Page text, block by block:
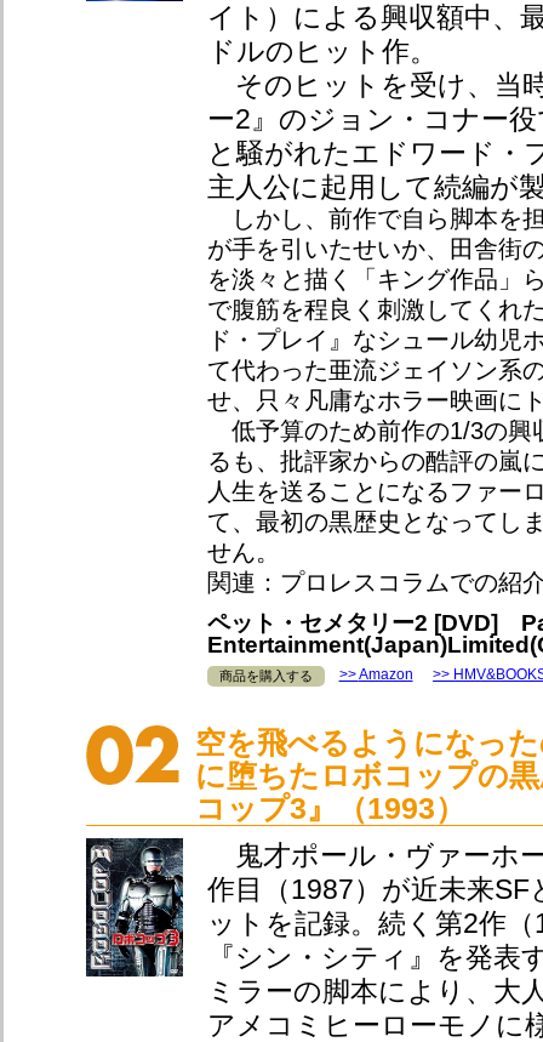
イト）による興収額中、
ドルのヒット作。
そのヒットを受け、当
ー2』のジョン・コナー
と騒がれたエドワード・
主人公に起用して続編が
しかし、前作で自ら脚本を
が手を引いたせいか、田舎街
を淡々と描く「キング作品」
で腹筋を程良く刺激してくれ
ド・プレイ』なシュール幼児
て代わった亜流ジェイソン系
せ、只々凡庸なホラー映画に
低予算のため前作の1/3の興
るも、批評家からの酷評の嵐
人生を送ることになるファー
て、最初の黒歴史となってし
せん。
関連：プロレスコラムでの紹
ペット・セメタリー2 [DVD]
商品を購入する Amazon
空を飛べるようになっ
に堕ちたロボコップの
コップ3』（1993）
鬼才ポール・ヴァーホ
作目（1987）が近未来SF
ットを記録。続く第2作
『シン・シティ』を発表
ミラーの脚本により、大
アメコミヒーローモノに